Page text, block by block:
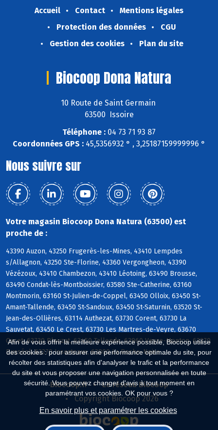
Afin de vous offrir la meilleure expérience possible, Biocoop utilise
des cookies : pour assurer une performance optimale du site, pour
récolter des statistiques afin d'analyser le trafic et la performance
du site et vous proposer une navigation personnalisée en toute
sécurité. Vous pouvez changer d'avis à tout moment en
paramétrant vos cookies. OK pour vous ?
En savoir plus et paramétrer les cookies
Accueil Contact
Mentions légales
Protection des données
CGU
Gestion des cookies
Plan du site
Biocoop Dona Natura
10 Route de Saint Germain
63500 Issoire
Téléphone : 04 73 71 93 87
Coordonnées GPS : 45,5356932 ° , 3,25187159999996 °
Nous suivre sur
Votre magasin Biocoop Dona Natura (63500) est
proche de :
43390 Auzon, 43250 Frugerès-les-Mines, 43410 Lempdes
s/Allagnon, 43250 Ste-Florine, 43360 Vergongheon, 43390
Vézézoux, 43410 Chambezon, 43410 Léotoing, 63490 Brousse,
63490 Condat-lès-Montboissier, 63580 Ste-Catherine, 63160
Montmorin, 63160 St-Julien-de-Coppel, 63450 Olloix, 63450 St-
Amant-Tallende, 63450 St-Sandoux, 63450 St-Saturnin, 63520 St-
Jean-des-Ollières, 63114 Authezat, 63730 Corent, 63730 La
Sauvetat, 63450 Le Crest, 63730 Les Martres-de-Veyre, 63670
Orcet, 63730 Plauzat, 63450 Tallende, 63960 Veyre-Monton, 63270
Busséol, 63270 Isserteaux, 63800 La Roche-Noire
Biocoop.fr
Le réseau Biocoop
Copyright Biocoop 2026